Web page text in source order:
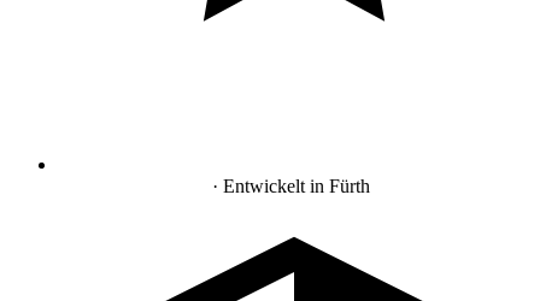
· Entwickelt in Fürth